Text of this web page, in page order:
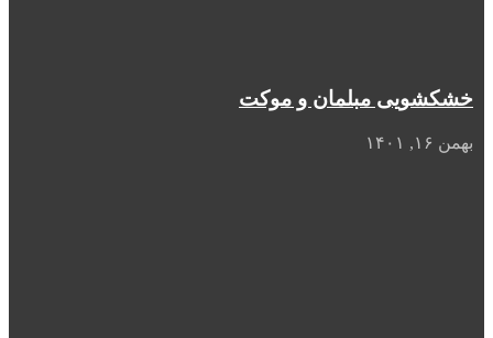
خشکشویی مبلمان و موکت
بهمن ۱۶, ۱۴۰۱